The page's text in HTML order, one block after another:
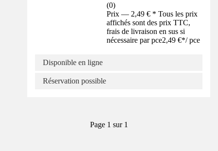
(0)
Prix — 2,49 € * Tous les prix
affichés sont des prix TTC,
frais de livraison en sus si
nécessaire par pce2,49 €*/ pce
Disponible en ligne
Réservation possible
Page 1 sur 1